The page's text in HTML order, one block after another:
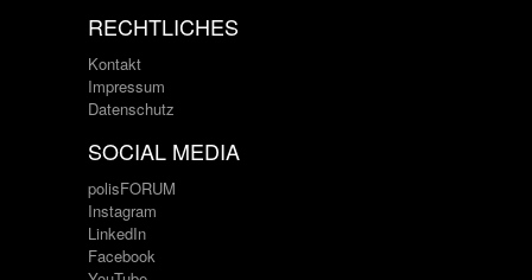
RECHTLICHES
Kontakt
Impressum
Datenschutz
SOCIAL MEDIA
polisFORUM
Instagram
LinkedIn
Facebook